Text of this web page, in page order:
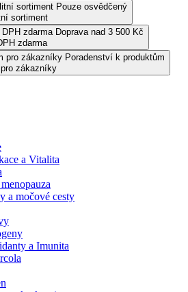
Pouze osvědčený
sortiment
Doprava nad 3 500 Kč
zdarma
Poradenství k produktům
pro zákazníky
a Vitalita
a močové cesty
a Imunita